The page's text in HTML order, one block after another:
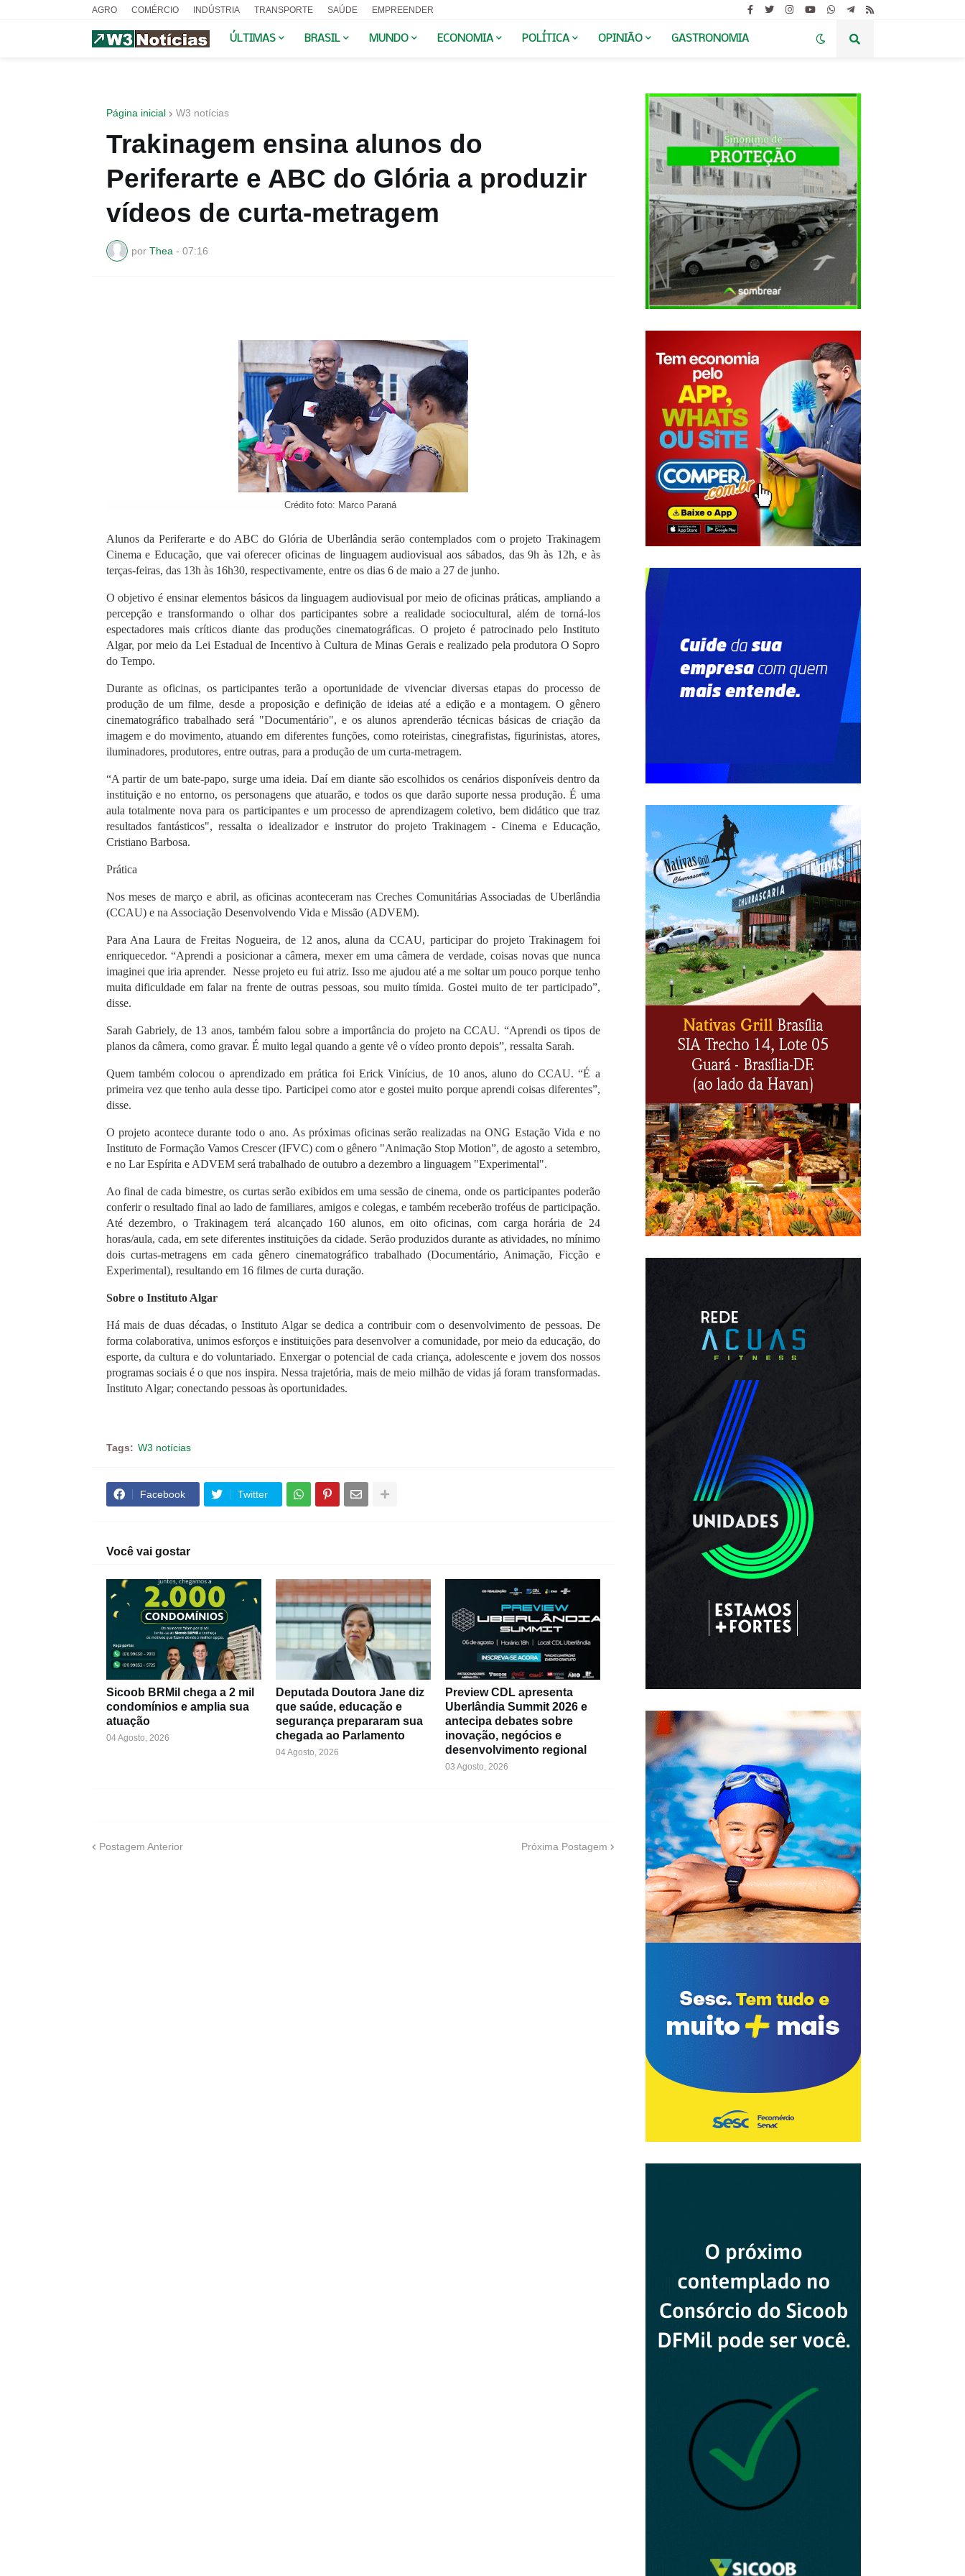
AGRO COMÉRCIO INDÚSTRIA TRANSPORTE SAÚDE EMPREENDER
ÚLTIMAS BRASIL MUNDO ECONOMIA POLÍTICA OPINIÃO GASTRONOMIA
Página inicial W3 notícias
Trakinagem ensina alunos do
Periferarte e ABC do Glória a produzir
vídeos de curta-metragem
por Thea - 07:16
Crédito foto: Marco Paraná
Alunos da Periferarte e do ABC do Glória de Uberlândia serão contemplados com o projeto Trakinagem
Cinema e Educação, que vai oferecer oficinas de linguagem audiovisual aos sábados, das 9h às 12h, e às
terças-feiras, das 13h às 16h30, respectivamente, entre os dias 6 de maio a 27 de junho.
O objetivo é ensinar elementos básicos da linguagem audiovisual por meio de oficinas práticas, ampliando a
percepção e transformando o olhar dos participantes sobre a realidade sociocultural, além de torná-los
espectadores mais críticos diante das produções cinematográficas. O projeto é patrocinado pelo Instituto
Algar, por meio da Lei Estadual de Incentivo à Cultura de Minas Gerais e realizado pela produtora O Sopro
do Tempo.
Durante as oficinas, os participantes terão a oportunidade de vivenciar diversas etapas do processo de
produção de um filme, desde a proposição e definição de ideias até a edição e a montagem. O gênero
cinematográfico trabalhado será "Documentário", e os alunos aprenderão técnicas básicas de criação da
imagem e do movimento, atuando em diferentes funções, como roteiristas, cinegrafistas, figurinistas, atores,
iluminadores, produtores, entre outras, para a produção de um curta-metragem.
“A partir de um bate-papo, surge uma ideia. Daí em diante são escolhidos os cenários disponíveis dentro da
instituição e no entorno, os personagens que atuarão, e todos os que darão suporte nessa produção. É uma
aula totalmente nova para os participantes e um processo de aprendizagem coletivo, bem didático que traz
resultados fantásticos", ressalta o idealizador e instrutor do projeto Trakinagem - Cinema e Educação,
Cristiano Barbosa.
Prática
Nos meses de março e abril, as oficinas aconteceram nas Creches Comunitárias Associadas de Uberlândia
(CCAU) e na Associação Desenvolvendo Vida e Missão (ADVEM).
Para Ana Laura de Freitas Nogueira, de 12 anos, aluna da CCAU, participar do projeto Trakinagem foi
enriquecedor. “Aprendi a posicionar a câmera, mexer em uma câmera de verdade, coisas novas que nunca
imaginei que iria aprender. Nesse projeto eu fui atriz. Isso me ajudou até a me soltar um pouco porque tenho
muita dificuldade em falar na frente de outras pessoas, sou muito tímida. Gostei muito de ter participado”,
disse.
Sarah Gabriely, de 13 anos, também falou sobre a importância do projeto na CCAU. “Aprendi os tipos de
planos da câmera, como gravar. É muito legal quando a gente vê o vídeo pronto depois”, ressalta Sarah.
Quem também colocou o aprendizado em prática foi Erick Vinícius, de 10 anos, aluno do CCAU. “É a
primeira vez que tenho aula desse tipo. Participei como ator e gostei muito porque aprendi coisas diferentes”,
disse.
O projeto acontece durante todo o ano. As próximas oficinas serão realizadas na ONG Estação Vida e no
Instituto de Formação Vamos Crescer (IFVC) com o gênero "Animação Stop Motion”, de agosto a setembro,
e no Lar Espírita e ADVEM será trabalhado de outubro a dezembro a linguagem "Experimental".
Ao final de cada bimestre, os curtas serão exibidos em uma sessão de cinema, onde os participantes poderão
conferir o resultado final ao lado de familiares, amigos e colegas, e também receberão troféus de participação.
Até dezembro, o Trakinagem terá alcançado 160 alunos, em oito oficinas, com carga horária de 24
horas/aula, cada, em sete diferentes instituições da cidade. Serão produzidos durante as atividades, no mínimo
dois curtas-metragens em cada gênero cinematográfico trabalhado (Documentário, Animação, Ficção e
Experimental), resultando em 16 filmes de curta duração.
Sobre o Instituto Algar
Há mais de duas décadas, o Instituto Algar se dedica a contribuir com o desenvolvimento de pessoas. De
forma colaborativa, unimos esforços e instituições para desenvolver a comunidade, por meio da educação, do
esporte, da cultura e do voluntariado. Enxergar o potencial de cada criança, adolescente e jovem dos nossos
programas sociais é o que nos inspira. Nessa trajetória, mais de meio milhão de vidas já foram transformadas.
Instituto Algar; conectando pessoas às oportunidades.
Tags: W3 notícias
Facebook Twitter
Você vai gostar
Sicoob BRMil chega a 2 mil
condomínios e amplia sua
atuação
04 Agosto, 2026
Deputada Doutora Jane diz
que saúde, educação e
segurança prepararam sua
chegada ao Parlamento
04 Agosto, 2026
Preview CDL apresenta
Uberlândia Summit 2026 e
antecipa debates sobre
inovação, negócios e
desenvolvimento regional
03 Agosto, 2026
Postagem Anterior Próxima Postagem